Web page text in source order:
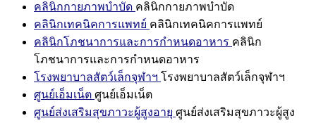
คลินิกกายภาพบำบัด คลินิกกายภาพบำบัด
คลินิกเทคนิคการแพทย์ คลินิกเทคนิคการแพทย์
คลินิกโภชนาการและการกำหนดอาหาร คลินิก
โภชนาการและการกำหนดอาหาร
โรงพยาบาลสัตว์เล็กจุฬาฯ โรงพยาบาลสัตว์เล็กจุฬาฯ
ศูนย์เอ็มเน็ต ศูนย์เอ็มเน็ต
ศูนย์ส่งเสริมสุขภาวะผู้สูงอายุ ศูนย์ส่งเสริมสุขภาวะผู้สูง